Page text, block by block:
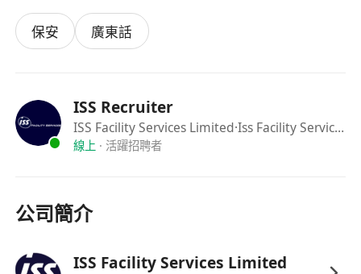
保安 廣東話
ISS Recruiter
ISS Facility Services Limited·Iss Facility Services Limited
線上 · 活躍招聘者
公司簡介
ISS Facility Services Limited